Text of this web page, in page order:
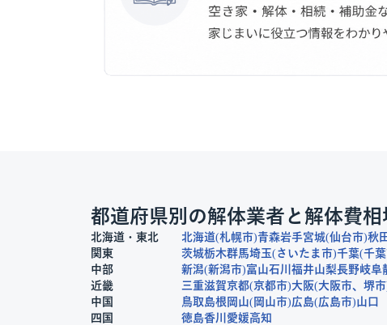
都道府県別の解体業者と解体費相
北海道・東北 北海道 札幌市 青森岩手宮城 仙台市 秋田
関東
茨城栃木群馬埼玉 さいたま市 千葉 千
中部
新潟 新潟市 富山石川 福井山梨長野岐阜
近畿
三重滋賀京都 京都市 大阪 大阪市 堺市
中国
鳥取島根 岡山 岡山市 広島 広島市 山口
四国
徳島香川 愛媛高知